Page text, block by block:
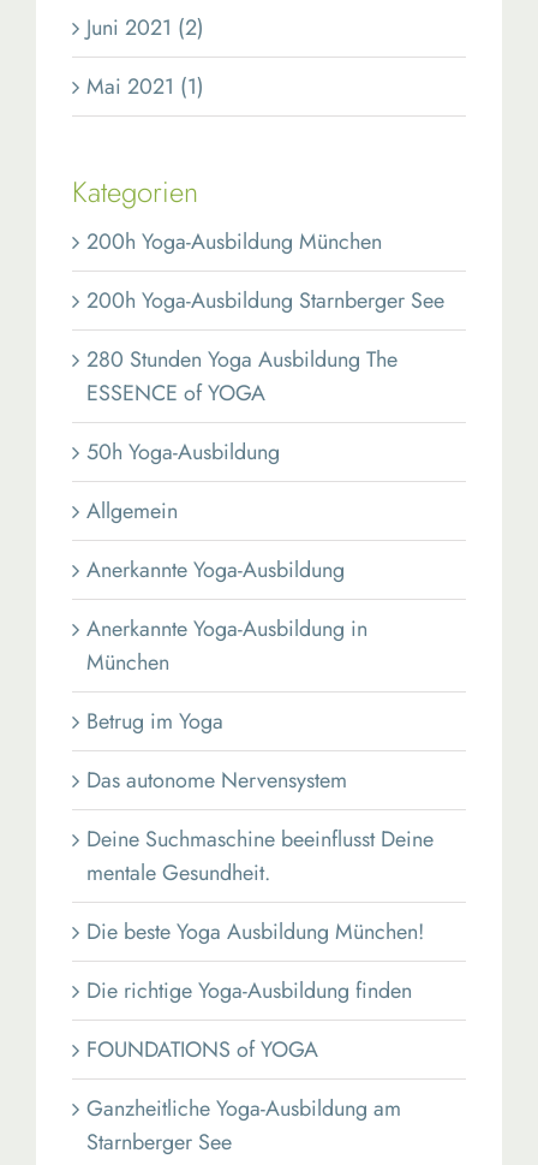
Juni 2021 (2)
Mai 2021 (1)
Kategorien
200h Yoga-Ausbildung München
200h Yoga-Ausbildung Starnberger See
280 Stunden Yoga Ausbildung The
ESSENCE of YOGA
50h Yoga-Ausbildung
Allgemein
Anerkannte Yoga-Ausbildung
Anerkannte Yoga-Ausbildung in
München
Betrug im Yoga
Das autonome Nervensystem
Deine Suchmaschine beeinflusst Deine
mentale Gesundheit.
Die beste Yoga Ausbildung München!
Die richtige Yoga-Ausbildung finden
FOUNDATIONS of YOGA
Ganzheitliche Yoga-Ausbildung am
Starnberger See